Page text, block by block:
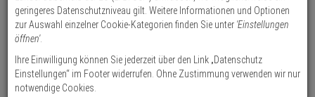
Zeichen
ein,
um
Suche
gestartet
5 Stück wAppLoxx RFID-
Schlüsselanhänger - schwarz
Produktmerkmale
geringeres Datenschutzniveau gilt. Weitere Informationen und Optionen
zur Auswahl einzelner Cookie-Kategorien finden Sie unter 'Einstellungen
öffnen'.
Ihre Einwilligung können Sie jederzeit über den Link „Datenschutz
Einstellungen“ im Footer widerrufen. Ohne Zustimmung verwenden wir nur
notwendige Cookies.